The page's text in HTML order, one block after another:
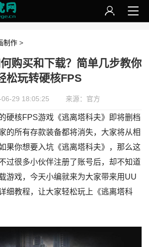
制作 >
购买和下载？简单几步教你
松玩转硬核FPS
06-29 18:05:25 来源：官方
硬核FPS游戏《逃离塔科夫》即将删档
的所有存款装备都将消失，大家将从相
果你想要入坑《逃离塔科夫》，那么这
过很多小伙伴注册了账号后，却不知道
游戏，今天小编就来为大家带来用UU
细教程，让大家轻松玩上《逃离塔科